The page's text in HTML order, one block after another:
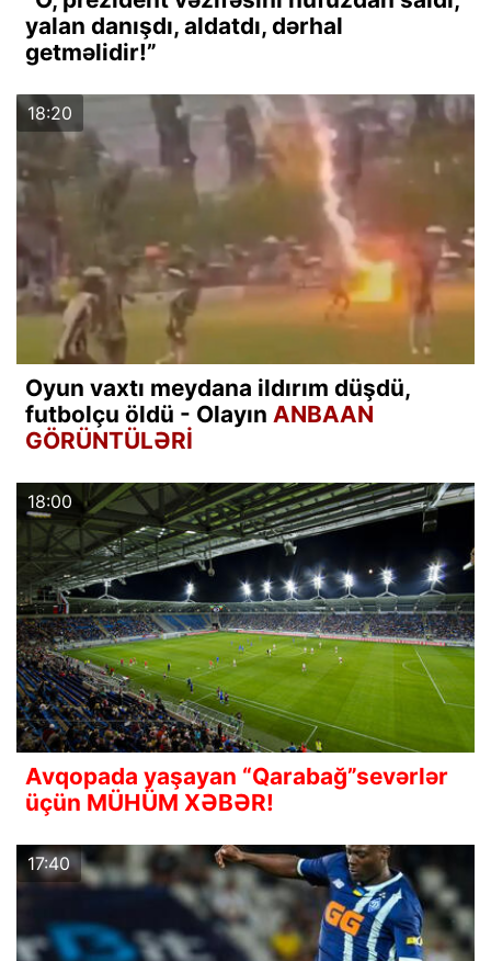
yalan danışdı, aldatdı, dərhal
getməlidir!”
18:20
Oyun vaxtı meydana ildırım düşdü,
futbolçu öldü - Olayın ANBAAN
GÖRÜNTÜLƏRİ
18:00
Avqopada yaşayan “Qarabağ”sevərlər
üçün MÜHÜM XƏBƏR!
17:40